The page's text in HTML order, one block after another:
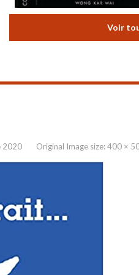
Voir
2020 Original Image size:400 ×